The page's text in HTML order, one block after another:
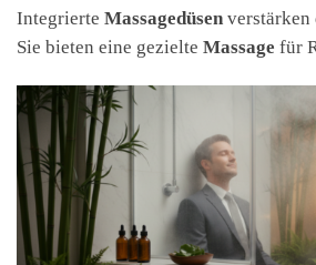
Integrierte Massagedüsen verstärken
Sie bieten eine gezielte Massage für